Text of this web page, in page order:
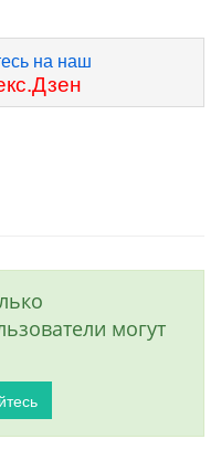
на наш
могут